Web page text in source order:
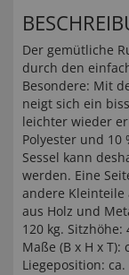
Der gemütliche
durch den
Besondere: Mit
neigt sich ein
leichter wieder
Polyester und 10
Sessel kann
werden. Eine
andere Kleinteile
aus Holz und
120 kg.
Maße (B x H x T):
Liegeposition: ca.